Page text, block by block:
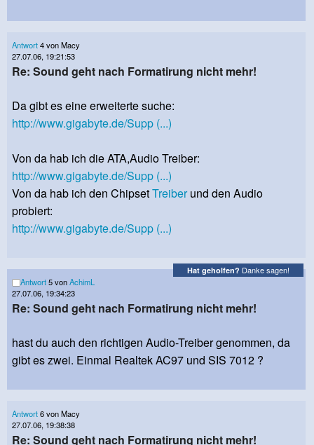
Antwort4 von Macy
27.07.06, 19:21:53
Re: Sound geht nach Formatirung nicht mehr!
Da gibt es eine erweiterte suche:
http://www.gigabyte.de/Supp (...)
Von da hab ich die ATA,Audio Treiber:
http://www.gigabyte.de/Supp (...)
Von da hab ich den ChipsetTreiberund den Audio
probiert:
http://www.gigabyte.de/Supp (...)
Hat geholfen? Danke sagen!
Antwort5 vonAchimL
27.07.06, 19:34:23
Re: Sound geht nach Formatirung nicht mehr!
hast du auch den richtigen Audio-Treiber genommen, da
gibt es zwei. Einmal Realtek AC97 und SIS 7012 ?
Antwort6 von Macy
27.07.06, 19:38:38
Re: Sound geht nach Formatirung nicht mehr!